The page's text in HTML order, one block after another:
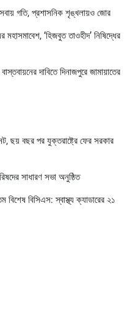
গতি, প্রশাসনিক শৃঙ্খলায়ও জোর
মহাসমাবেশ, ‘হিজবুত তাওহীদ’ নিষিদ্ধের
দাবিতে দিনাজপুরে জামায়াতের
ছয় বছর পর যুক্তরাষ্ট্রে ফের সরকার
সাধারণ সভা অনুষ্ঠিত
বিশেষ বিসিএস: স্বাস্থ্য ক্যাডারের ২১